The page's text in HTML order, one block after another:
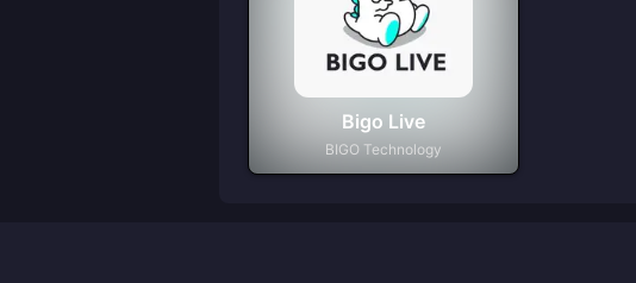
Bigo Live
BIGO Technology